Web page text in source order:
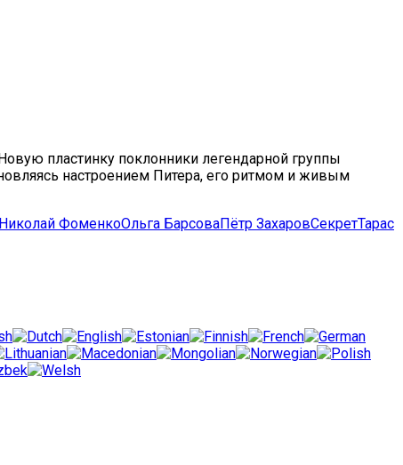
пластинку поклонники легендарной группы
настроением Питера, его ритмом и живым
Николай ФоменкоОльга БарсоваПётр ЗахаровСекретТарас